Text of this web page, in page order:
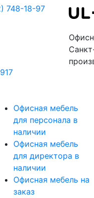
748-18-97
Офисная мебель
для персонала в
наличии
Офисная мебель
для директора в
наличии
Офисная мебель на
заказ